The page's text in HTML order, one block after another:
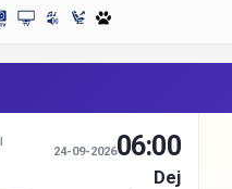
24-09-202606:00
Dej